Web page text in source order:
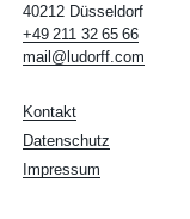
40212 Düsseldorf
+49 211 32 65 66
mail@ludorff.com
Kontakt
Datenschutz
Impressum